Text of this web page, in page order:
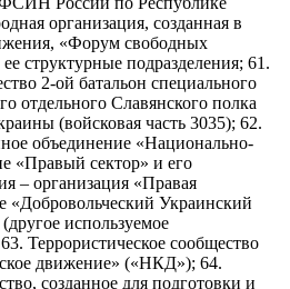
организация, созданная в
«Форум свободных
структурные подразделения; 61.
2-ой батальон специального
отдельного Славянского полка
(войсковая часть 3035); 62.
объединение «Национально-
«Правый сектор» и его
– организация «Правая
Украинский
используемое
Террористическое сообщество
движение» («НКД»); 64.
созданное для подготовки и